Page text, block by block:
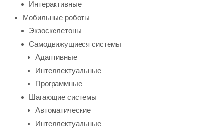
Интерактивные
Мобильные роботы
Экзоскелетоны
Самодвижущиеся системы
Адаптивные
Интеллектуальные
Программные
Шагающие системы
Автоматические
Интеллектуальные